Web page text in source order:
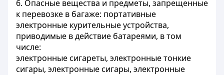
6. Опасные вещества и предметы, запрещенные
к перевозке в багаже: портативные
электронные курительные устройства,
приводимые в действие батареями, в том
числе:
электронные сигареты, электронные тонкие
сигары, электронные сигары, электронные